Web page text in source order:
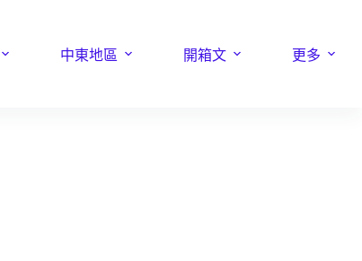
中東地區 開箱文 更多